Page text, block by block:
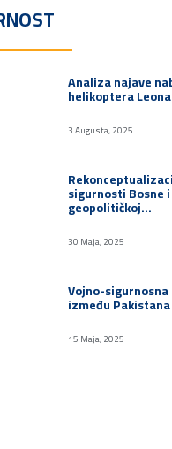
Analiza najave
helikoptera
3 Augusta, 2025
sigurnosti Bosne
geopolitičkoj…
30 Maja, 2025
Vojno-
između
15 Maja, 2025